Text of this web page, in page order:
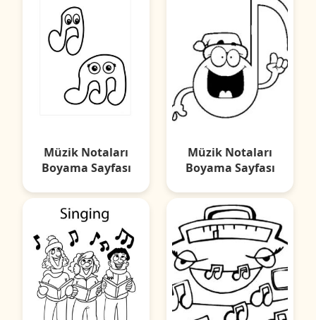
Müzik Notaları
Boyama Sayfası
Müzik Notaları
Boyama Sayfası